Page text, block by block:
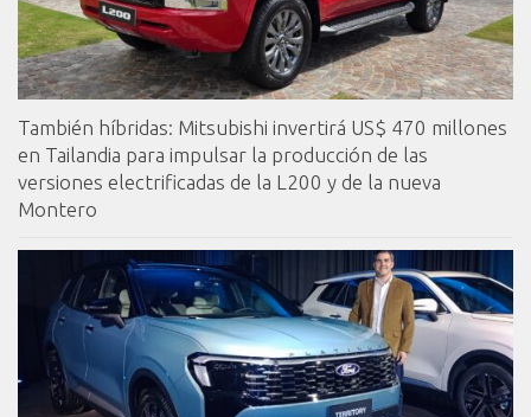
También híbridas: Mitsubishi invertirá US$ 470 millones
en Tailandia para impulsar la producción de las
versiones electrificadas de la L200 y de la nueva
Montero